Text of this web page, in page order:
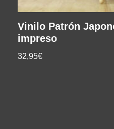
Vinilo Patrón
impreso
32,95€